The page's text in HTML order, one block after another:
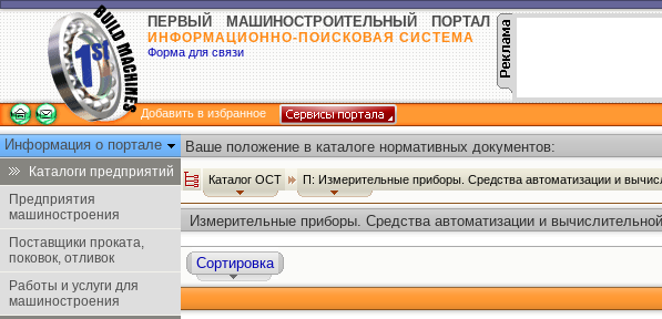
ПЕРВЫЙ МАШИНОСТРОИТЕЛЬНЫЙ ПОРТАЛ
ИНФОРМАЦИОННО-ПОИСКОВАЯ СИСТЕМА
Форма для связи
Добавить в избранное
Информация о портале
Каталоги предприятий
Предприятия
машиностроения
Поставщики проката,
поковок, отливок
Работы и услуги для
машиностроения
Ваше положение в каталоге нормативных документов:
Каталог ОСТ П: Измерительные приборы. Средства автоматизации и
Измерительные приборы. Средства автоматизации и
Сортировка